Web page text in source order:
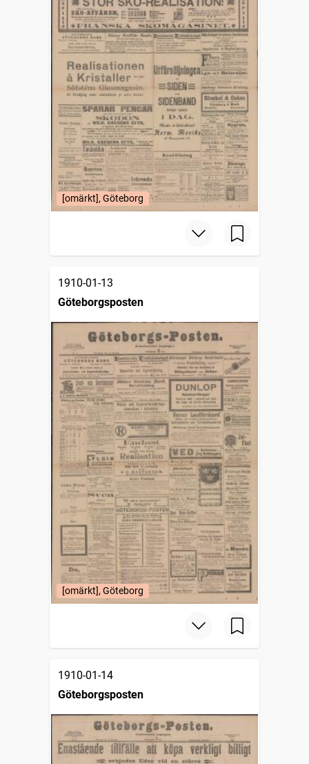
[omärkt], Göteborg
1910-01-13
Göteborgsposten
[omärkt], Göteborg
1910-01-14
Göteborgsposten